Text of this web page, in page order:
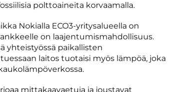
polttoaineita korvaamalla.
Nokialla ECO3-yritysalueella on
on laajentumismahdollisuus.
yhteistyössä paikallisten
laitos tuotaisi myös lämpöä, joka
mittakaavaetuja ja joustavat